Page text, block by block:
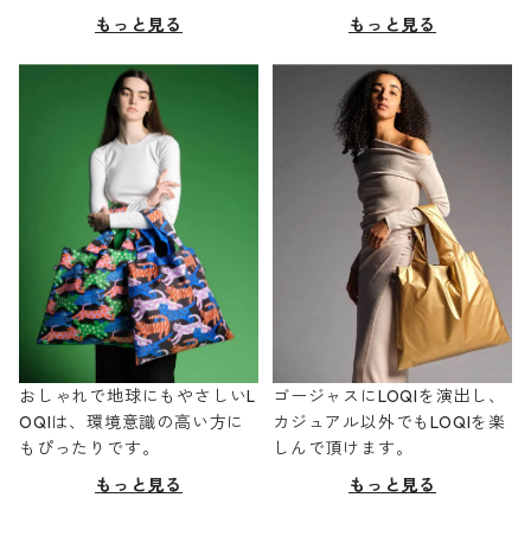
もっと見る
もっと見る
おしゃれで地球にもやさしいL
OQIは、環境意識の高い方に
もぴったりです。
もっと見る
ゴージャスにLOQIを演出し、
カジュアル以外でもLOQIを楽
しんで頂けます。
もっと見る